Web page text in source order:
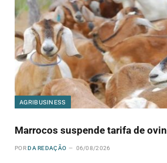
AGRIBUSINESS
Marrocos suspende tarifa de
POR DA REDAÇÃO 06/08/2026